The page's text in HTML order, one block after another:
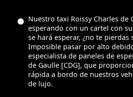
Nuestro taxi Roissy Charles de
esperando con un cartel con
se hará esperar, ¿no te pierdas
Imposible pasar por alto
especialista de paneles de
de Gaulle [CDG], que
rápida a bordo de nuestros
de lujo.